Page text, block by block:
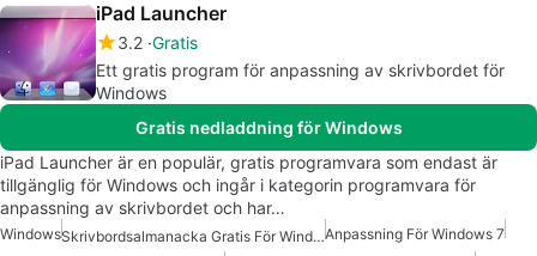
iPad Launcher
3.2 Gratis
Ett gratis program för anpassning av skrivbordet för
Windows
Gratis nedladdning för Windows
iPad Launcher är en populär, gratis programvara som endast är
tillgänglig för Windows och ingår i kategorin programvara för
anpassning av skrivbordet och har…
Windows Skrivbordsalmanacka Gratis För WindowsAnpassning För Windows 7